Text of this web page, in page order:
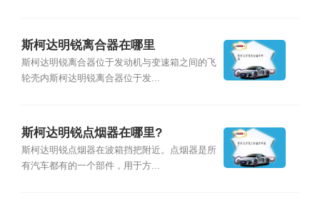
斯柯达明锐离合器在哪里
斯柯达明锐离合器位于发动机与变速箱之间的飞
轮壳内斯柯达明锐离合器位于发...
斯柯达明锐点烟器在哪里?
斯柯达明锐点烟器在波箱挡把附近。点烟器是所
有汽车都有的一个部件，用于方...